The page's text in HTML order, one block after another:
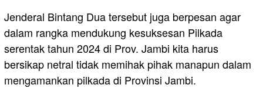
Jenderal Bintang Dua tersebut juga berpesan agar
dalam rangka mendukung kesuksesan Pilkada
serentak tahun 2024 di Prov. Jambi kita harus
bersikap netral tidak memihak pihak manapun dalam
mengamankan pilkada di Provinsi Jambi.